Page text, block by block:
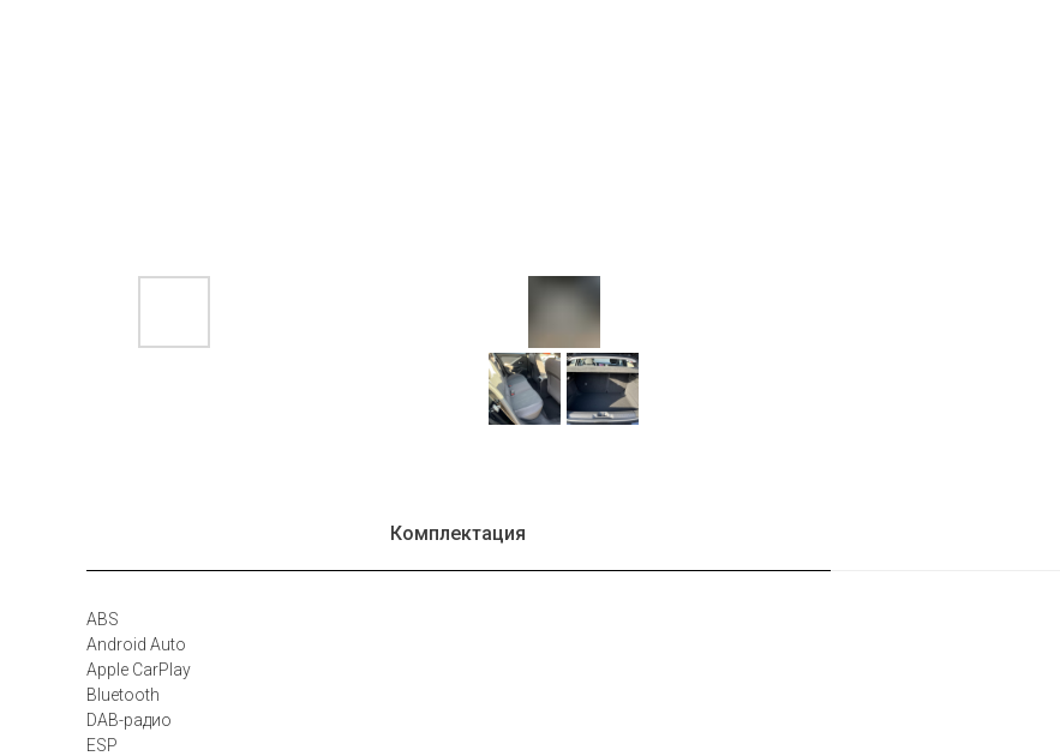
Комплектация
ABS
Android Auto
Apple CarPlay
Bluetooth
DAB-радио
ESP